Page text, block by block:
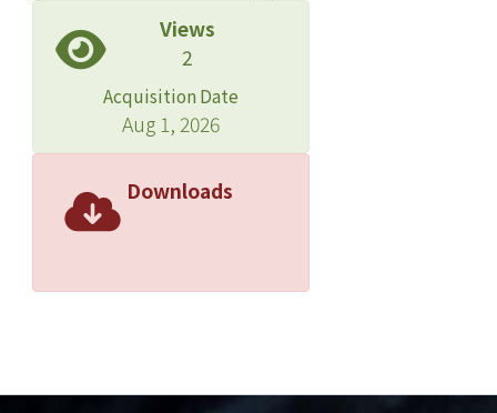
Views
2
Acquisition Date
Aug 1, 2026
Downloads